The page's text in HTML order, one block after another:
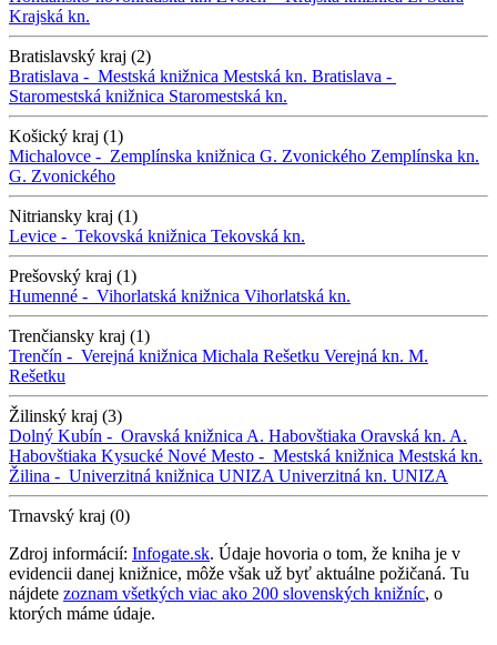
Krajská kn.
Bratislavský kraj (2)
Bratislava - Mestská knižnica Mestská kn. Bratislava -
Staromestská knižnica Staromestská kn.
Košický kraj (1)
Michalovce - Zemplínska knižnica G. Zvonického Zemplínska kn.
G. Zvonického
Nitriansky kraj (1)
Levice - Tekovská knižnica Tekovská kn.
Prešovský kraj (1)
Humenné - Vihorlatská knižnica Vihorlatská kn.
Trenčiansky kraj (1)
Trenčín - Verejná knižnica Michala Rešetku Verejná kn. M.
Rešetku
Žilinský kraj (3)
Dolný Kubín - Oravská knižnica A. Habovštiaka Oravská kn. A.
Habovštiaka Kysucké Nové Mesto - Mestská knižnica Mestská kn.
Žilina - Univerzitná knižnica UNIZA Univerzitná kn. UNIZA
Trnavský kraj (0)
Zdroj informácií: Infogate.sk. Údaje hovoria o tom, že kniha je v
evidencii danej knižnice, môže však už byť aktuálne požičaná. Tu
nájdete zoznam všetkých viac ako 200 slovenských knižníc, o
ktorých máme údaje.